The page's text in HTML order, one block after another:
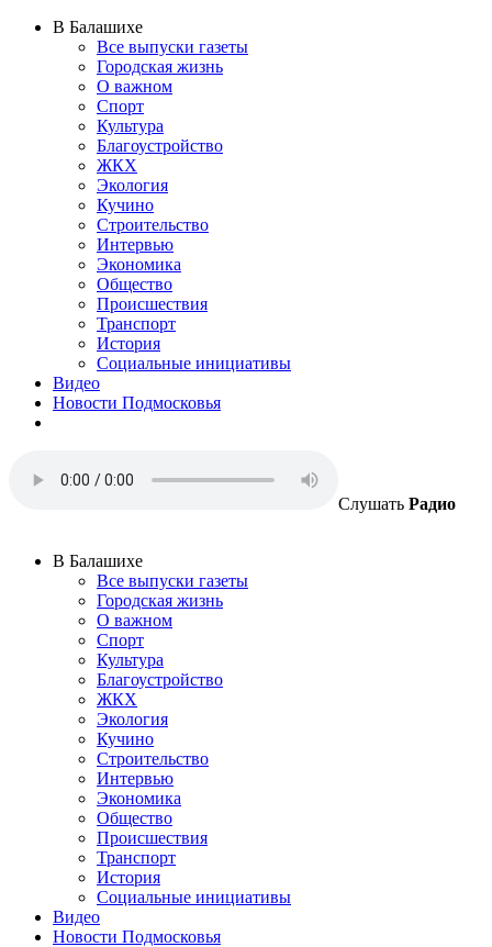
В Балашихе
Все выпуски газеты
Городская жизнь
О важном
Спорт
Культура
Благоустройство
ЖКХ
Экология
Кучино
Строительство
Интервью
Экономика
Общество
Происшествия
Транспорт
История
Социальные инициативы
Видео
Новости Подмосковья
Слушать Радио
В Балашихе
Все выпуски газеты
Городская жизнь
О важном
Спорт
Культура
Благоустройство
ЖКХ
Экология
Кучино
Строительство
Интервью
Экономика
Общество
Происшествия
Транспорт
История
Социальные инициативы
Видео
Новости Подмосковья